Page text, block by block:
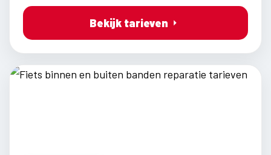
Bekijk tarieven